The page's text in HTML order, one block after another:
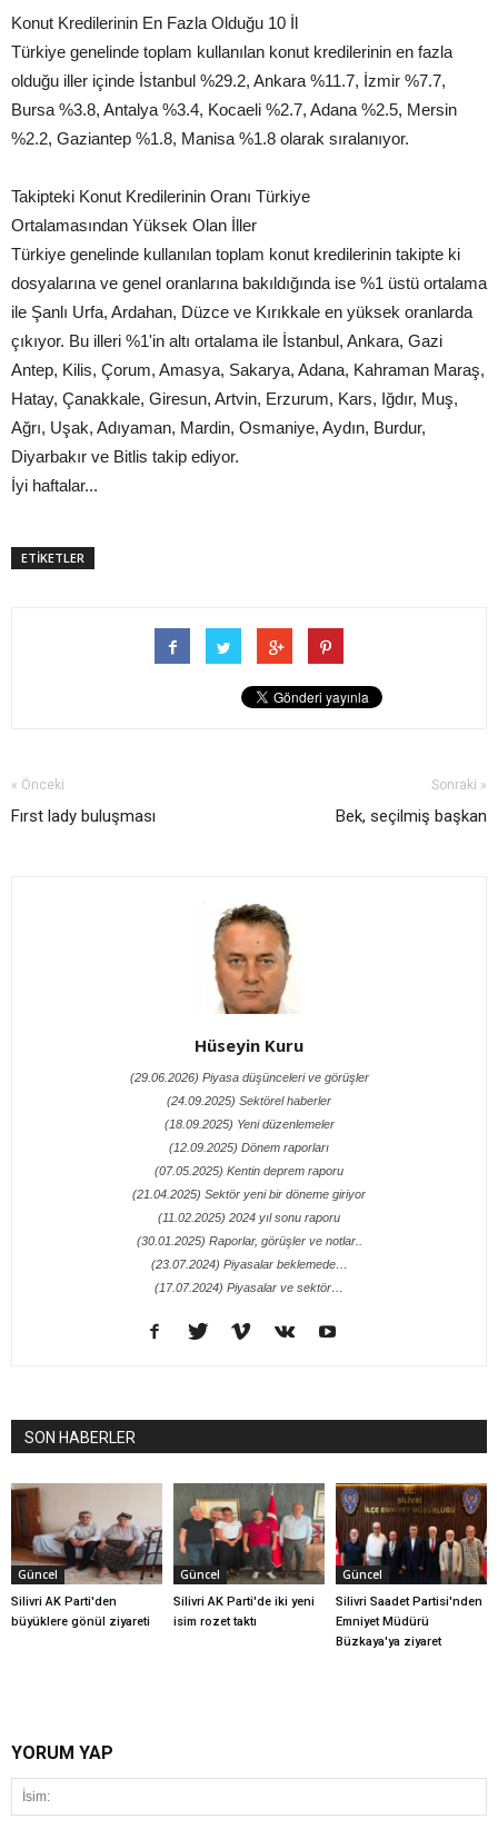
Konut Kredilerinin En Fazla Olduğu 10 İl
Türkiye genelinde toplam kullanılan konut kredilerinin en fazla
olduğu iller içinde İstanbul %29.2, Ankara %11.7, İzmir %7.7,
Bursa %3.8, Antalya %3.4, Kocaeli %2.7, Adana %2.5, Mersin
%2.2, Gaziantep %1.8, Manisa %1.8 olarak sıralanıyor.
Takipteki Konut Kredilerinin Oranı Türkiye
Ortalamasından Yüksek Olan İller
Türkiye genelinde kullanılan toplam konut kredilerinin takipte ki
dosyalarına ve genel oranlarına bakıldığında ise %1 üstü ortalama
ile Şanlı Urfa, Ardahan, Düzce ve Kırıkkale en yüksek oranlarda
çıkıyor. Bu illeri %1'in altı ortalama ile İstanbul, Ankara, Gazi
Antep, Kilis, Çorum, Amasya, Sakarya, Adana, Kahraman Maraş,
Hatay, Çanakkale, Giresun, Artvin, Erzurum, Kars, Iğdır, Muş,
Ağrı, Uşak, Adıyaman, Mardin, Osmaniye, Aydın, Burdur,
Diyarbakır ve Bitlis takip ediyor.
İyi haftalar...
ETİKETLER
« Önceki
Fırst lady buluşması
Sonraki »
Bek, seçilmiş başkan
Hüseyin Kuru
(29.06.2026) Piyasa düşünceleri ve görüşler
(24.09.2025) Sektörel haberler
(18.09.2025) Yeni düzenlemeler
(12.09.2025) Dönem raporları
(07.05.2025) Kentin deprem raporu
(21.04.2025) Sektör yeni bir döneme giriyor
(11.02.2025) 2024 yıl sonu raporu
(30.01.2025) Raporlar, görüşler ve notlar..
(23.07.2024) Piyasalar beklemede…
(17.07.2024) Piyasalar ve sektör…
SON HABERLER
Güncel
Silivri AK Parti'den
büyüklere gönül ziyareti
Güncel
Silivri AK Parti'de iki yeni
isim rozet taktı
Güncel
Silivri Saadet Partisi'nden
Emniyet Müdürü
Büzkaya'ya ziyaret
YORUM YAP